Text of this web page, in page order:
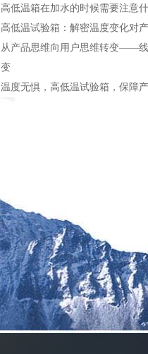
高低温箱在加水的时候需要注意
高低温试验箱：解密温度变化对
从产品思维向用户思维转变——
变
温度无惧，高低温试验箱，保障